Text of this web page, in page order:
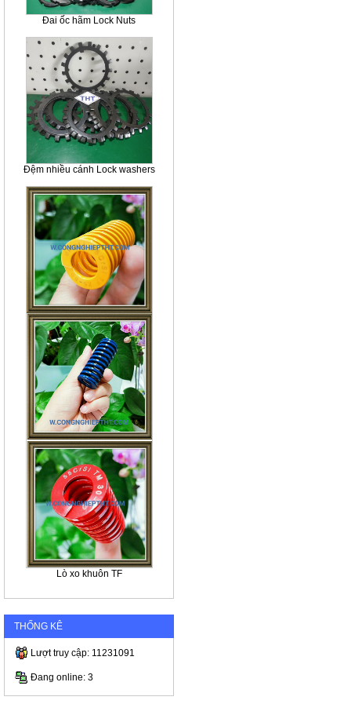
Đai ốc hãm Lock Nuts
Đệm nhiều cánh Lock washers
Lò xo khuôn TF
THỐNG KÊ
Lượt truy cập: 11231091
Đang online: 3